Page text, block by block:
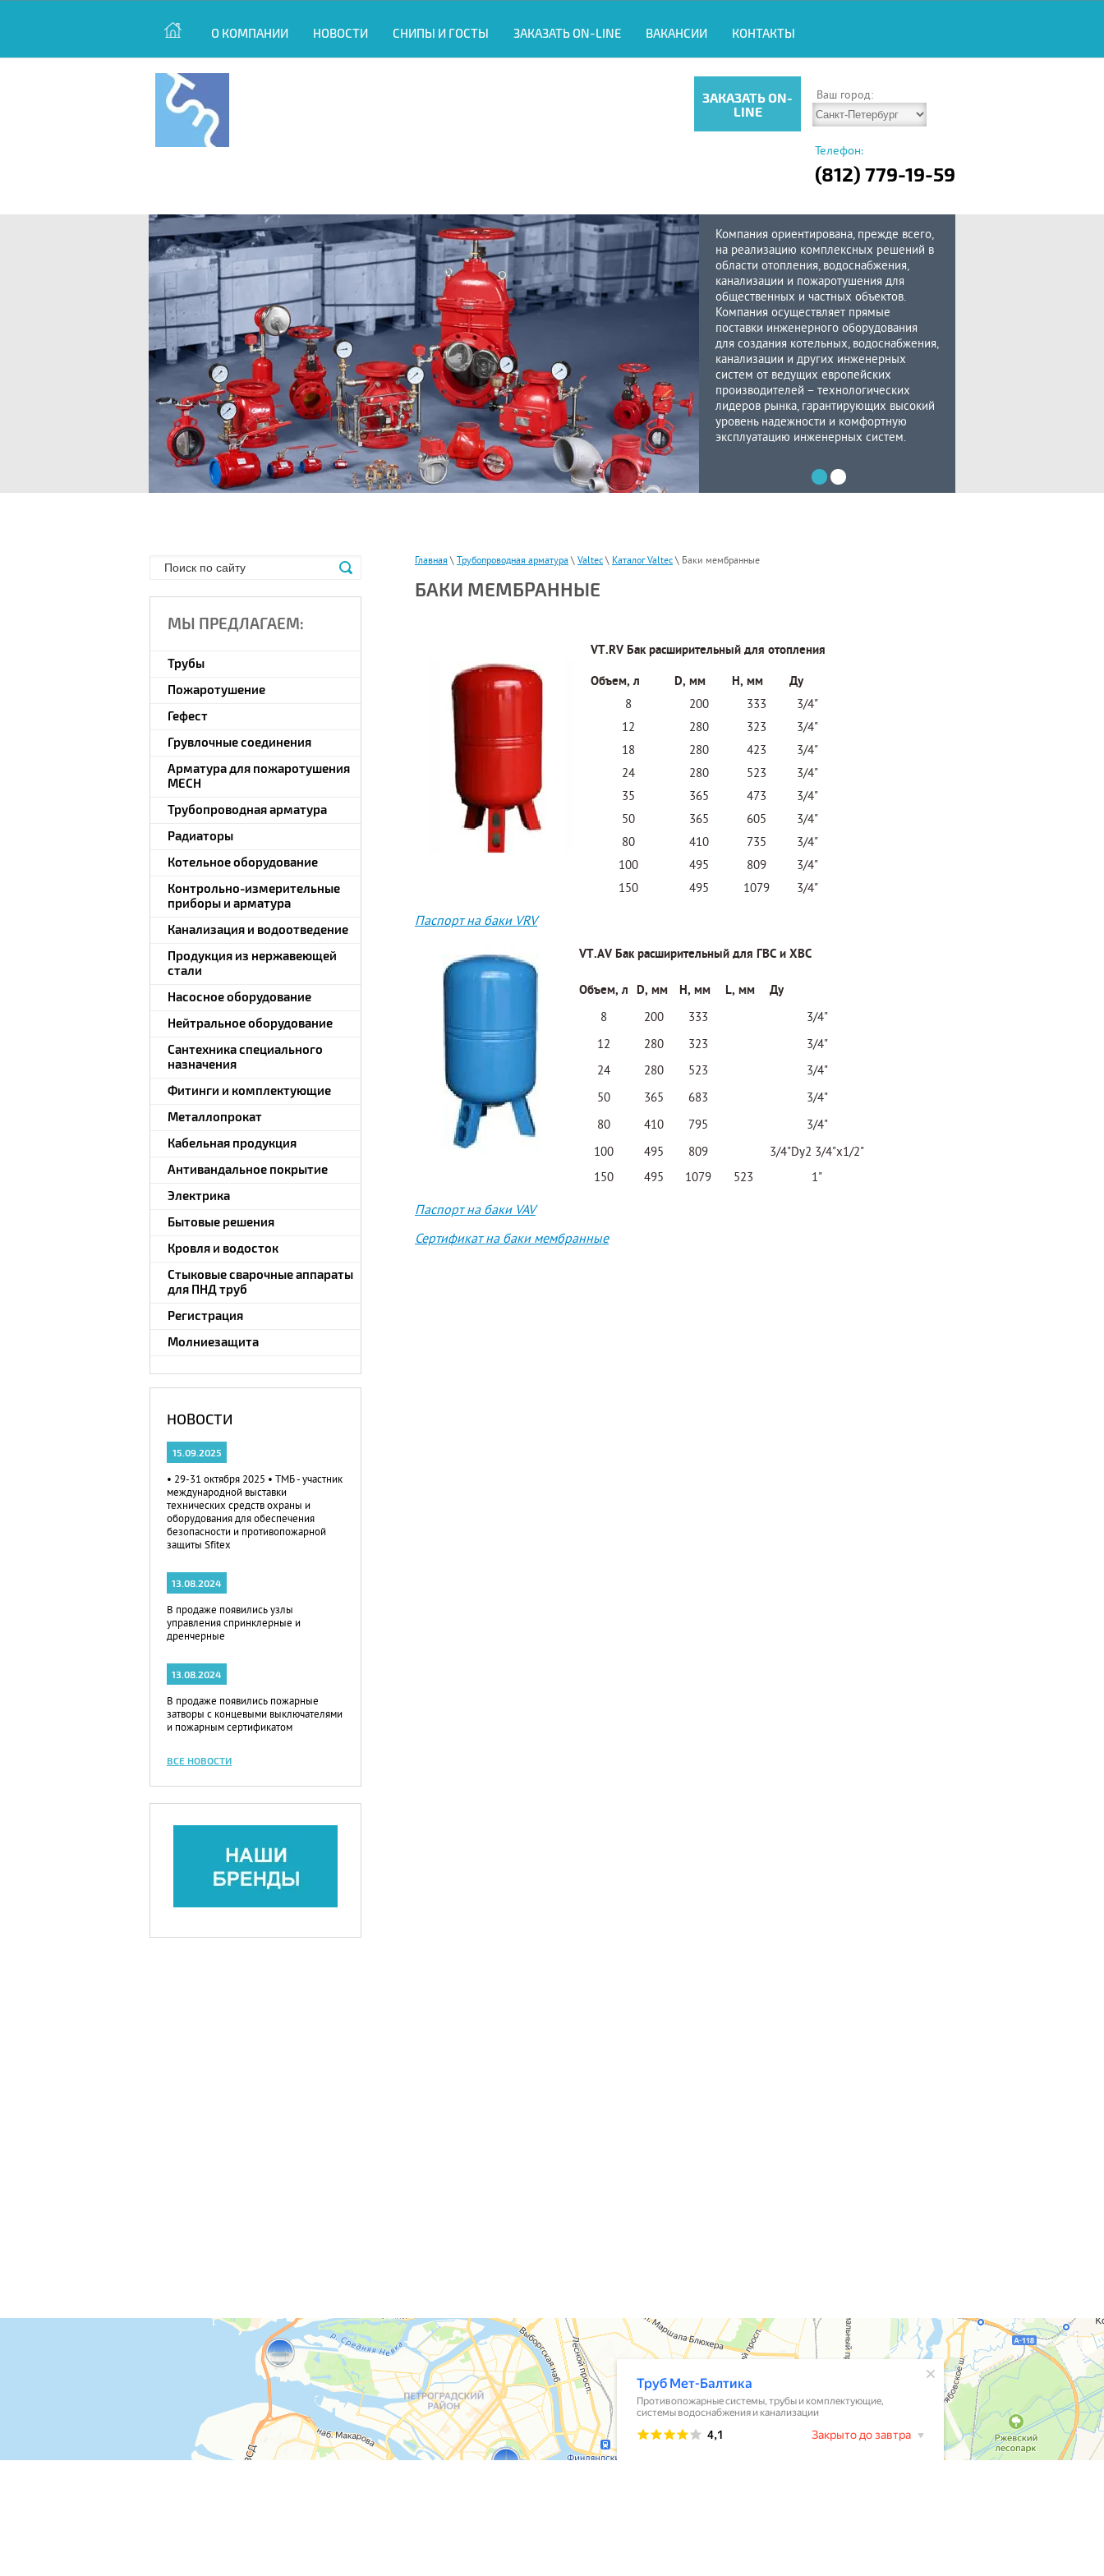
О КОМПАНИИ НОВОСТИ СНИПЫ И ГОСТЫ ЗАКАЗАТЬ ON-LINE ВАКАНСИИ КОНТАКТЫ
Ваш город:
Телефон:
(812) 779-19-59
ЗАКАЗАТЬ ON-
LINE
Компания ориентирована, прежде всего,
на реализацию комплексных решений в
области отопления, водоснабжения,
канализации и пожаротушения для
общественных и частных объектов.
Компания осуществляет прямые
поставки инженерного оборудования
для создания котельных, водоснабжения,
канализации и других инженерных
систем от ведущих европейских
производителей – технологических
лидеров рынка, гарантирующих высокий
уровень надежности и комфортную
эксплуатацию инженерных систем.
Главная \ Трубопроводная арматура \ Valtec \ Каталог Valtec \ Баки мембранные
БАКИ МЕМБРАННЫЕ
VT.RV Бак расширительный для отопления
Объем, л
D, мм Н, мм
Ду
8
200 333
3/4"
12
280 323
3/4"
18
280 423
3/4"
24
280 523
3/4"
35
365 473
3/4"
50
365 605
3/4"
80
410 735
3/4"
100
495 809
3/4"
150
495 1079 3/4"
Паспорт на баки VRV
VT.AV Бак расширительный для ГВС и ХВС
Объем, л D, мм Н, мм L, мм
Ду
8
200 333
3/4"
12
280 323
3/4"
24
280 523
3/4"
50
365 683
3/4"
80
410 795
3/4"
100
495 809
3/4"Dу2 3/4"x1/2"
150
495 1079 523 1"
Паспорт на баки VAV
Сертификат на баки мембранные
МЫ ПРЕДЛАГАЕМ:
Трубы
Пожаротушение
Гефест
Грувлочные соединения
Арматура для пожаротушения
MECH
Трубопроводная арматура
Радиаторы
Котельное оборудование
Контрольно-измерительные
приборы и арматура
Канализация и водоотведение
Продукция из нержавеющей
стали
Насосное оборудование
Нейтральное оборудование
Сантехника специального
назначения
Фитинги и комплектующие
Металлопрокат
Кабельная продукция
Антивандальное покрытие
Электрика
Бытовые решения
Кровля и водосток
Стыковые сварочные аппараты
для ПНД труб
Регистрация
Молниезащита
НОВОСТИ
15.09.2025
• 29-31 октября 2025 • ТМБ - участник
международной выставки
технических средств охраны и
оборудования для обеспечения
безопасности и противопожарной
защиты Sfitex
13.08.2024
В продаже появились узлы
управления спринклерные и
дренчерные
13.08.2024
В продаже появились пожарные
затворы с концевыми выключателями
и пожарным сертификатом
ВСЕ НОВОСТИ